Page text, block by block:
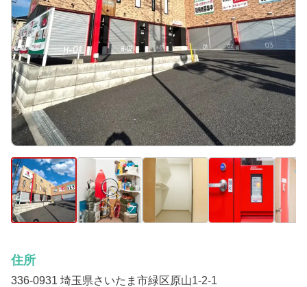
住所
336-0931 埼玉県さいたま市緑区原山1-2-1